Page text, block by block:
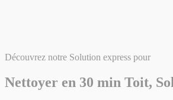
Découvrez notre Solution express pour
Nettoyer en 30 min Toit,